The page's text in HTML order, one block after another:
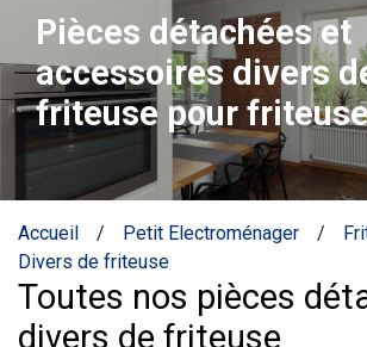
Pièces détachées et
accessoires divers
friteuse pour
Accueil / Petit Electroménager /
Divers de friteuse
Toutes nos pièces
divers de friteuse